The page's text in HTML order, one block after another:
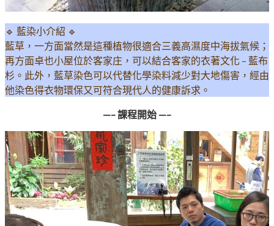
🔹 藍染小介紹 🔹
藍草，一方面當然是這種植物很適合三義高濕度中海拔氣候；
再方面卓也小屋位於客家庄，可以結合客家的衣著文化 – 藍布
杉。此外，藍草染色可以代替化學染料減少對大地傷害，經由
他染色得衣物環保又可符合現代人的健康訴求。
—– 課程開始 —–